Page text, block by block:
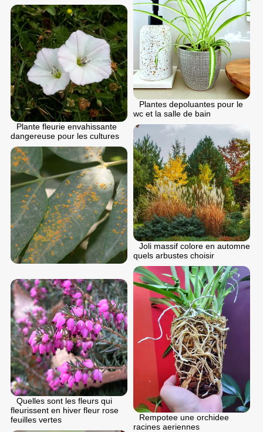
Plantes depoluantes pour le
wc et la salle de bain
Plante fleurie envahissante
dangereuse pour les cultures
Joli massif colore en automne
quels arbustes choisir
Rempotee une orchidee
racines aeriennes
Quelles sont les fleurs qui
fleurissent en hiver fleur rose
feuilles vertes